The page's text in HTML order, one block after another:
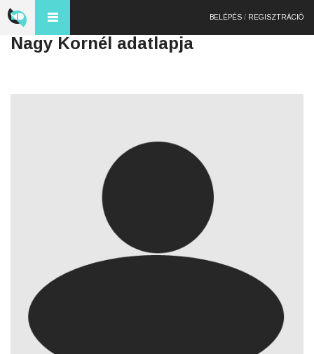
BELÉPÉS / REGISZTRÁCIÓ
Nagy Kornél adatlapja